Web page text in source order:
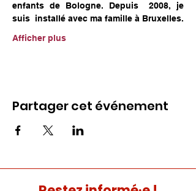
enfants de Bologne. Depuis  2008, je
suis  installé avec ma famille à Bruxelles.
Afficher plus
Partager cet événement